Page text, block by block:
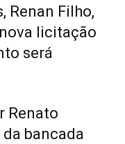
Renan Filho,
licitação
será
Renato
bancada